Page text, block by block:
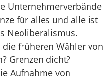
Unternehmerverbände
für alles und alle ist
Neoliberalismus.
früheren Wähler von
Grenzen dicht?
Aufnahme von